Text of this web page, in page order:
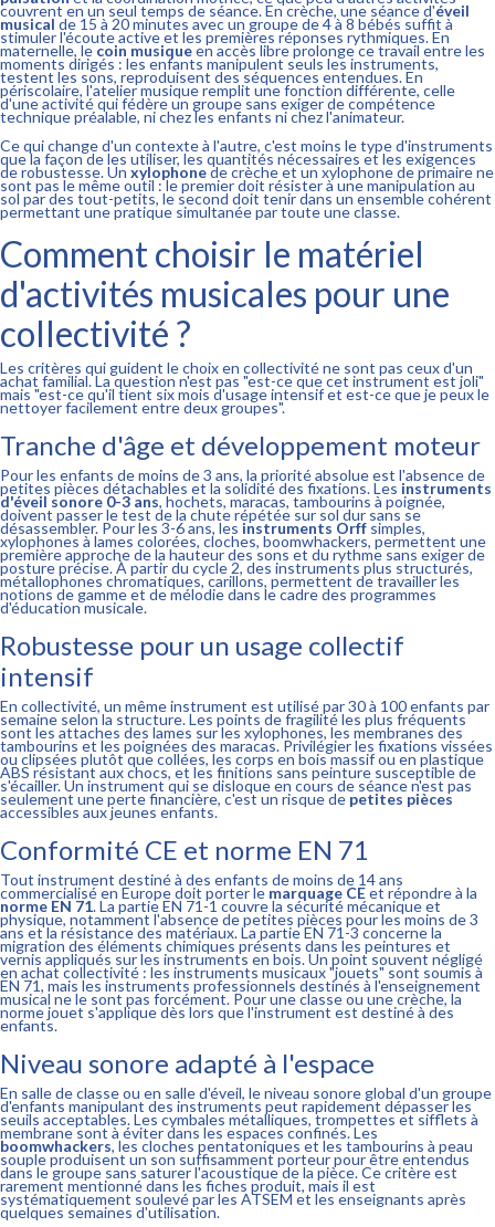
couvrent en un seul temps de séance. En crèche, une séance d'éveil
musical de 15 à 20 minutes avec un groupe de 4 à 8 bébés suffit à
stimuler l'écoute active et les premières réponses rythmiques. En
maternelle, le coin musiqueen accès libre prolonge ce travail entre les
moments dirigés : les enfants manipulent seuls les instruments,
testent les sons, reproduisent des séquences entendues. En
périscolaire, l'atelier musique remplit une fonction différente, celle
d'une activité qui fédère un groupe sans exiger de compétence
technique préalable, ni chez les enfants ni chez l'animateur.
Ce qui change d'un contexte à l'autre, c'est moins le type d'instruments
que la façon de les utiliser, les quantités nécessaires et les exigences
de robustesse. Un xylophonede crèche et un xylophone de primaire ne
sont pas le même outil : le premier doit résister à une manipulation au
sol par des tout-petits, le second doit tenir dans un ensemble cohérent
permettant une pratique simultanée par toute une classe.
Comment choisir le matériel
d'activités musicales pour une
collectivité ?
Les critères qui guident le choix en collectivité ne sont pas ceux d'un
achat familial. La question n'est pas "est-ce que cet instrument est joli"
mais "est-ce qu'il tient six mois d'usage intensif et est-ce que je peux le
nettoyer facilement entre deux groupes".
Tranche d'âge et développement moteur
Pour les enfants de moins de 3 ans, la priorité absolue est l'absence de
petites pièces détachables et la solidité des fixations. Les instruments
d'éveil sonore 0-3 ans, hochets, maracas, tambourins à poignée,
doivent passer le test de la chute répétée sur sol dur sans se
désassembler. Pour les 3-6 ans, les instruments Orff simples,
xylophones à lames colorées, cloches, boomwhackers, permettent une
première approche de la hauteur des sons et du rythme sans exiger de
posture précise. À partir du cycle 2, des instruments plus structurés,
métallophones chromatiques, carillons, permettent de travailler les
notions de gamme et de mélodie dans le cadre des programmes
d'éducation musicale.
Robustesse pour un usage collectif
intensif
En collectivité, un même instrument est utilisé par 30 à 100 enfants par
semaine selon la structure. Les points de fragilité les plus fréquents
sont les attaches des lames sur les xylophones, les membranes des
tambourins et les poignées des maracas. Privilégier les fixations vissées
ou clipsées plutôt que collées, les corps en bois massif ou en plastique
ABS résistant aux chocs, et les finitions sans peinture susceptible de
s'écailler. Un instrument qui se disloque en cours de séance n'est pas
seulement une perte financière, c'est un risque de petites pièces
accessibles aux jeunes enfants.
Conformité CE et norme EN 71
Tout instrument destiné à des enfants de moins de 14 ans
commercialisé en Europe doit porter le marquage CEet répondre à la
norme EN 71. La partie EN 71-1 couvre la sécurité mécanique et
physique, notamment l'absence de petites pièces pour les moins de 3
ans et la résistance des matériaux. La partie EN 71-3 concerne la
migration des éléments chimiques présents dans les peintures et
vernis appliqués sur les instruments en bois. Un point souvent négligé
en achat collectivité : les instruments musicaux "jouets" sont soumis à
EN 71, mais les instruments professionnels destinés à l'enseignement
musical ne le sont pas forcément. Pour une classe ou une crèche, la
norme jouet s'applique dès lors que l'instrument est destiné à des
enfants.
Niveau sonore adapté à l'espace
En salle de classe ou en salle d'éveil, le niveau sonore global d'un groupe
d'enfants manipulant des instruments peut rapidement dépasser les
seuils acceptables. Les cymbales métalliques, trompettes et sifflets à
membrane sont à éviter dans les espaces confinés. Les
boomwhackers, les cloches pentatoniques et les tambourins à peau
souple produisent un son suffisamment porteur pour être entendus
dans le groupe sans saturer l'acoustique de la pièce. Ce critère est
rarement mentionné dans les fiches produit, mais il est
systématiquement soulevé par les ATSEM et les enseignants après
quelques semaines d'utilisation.